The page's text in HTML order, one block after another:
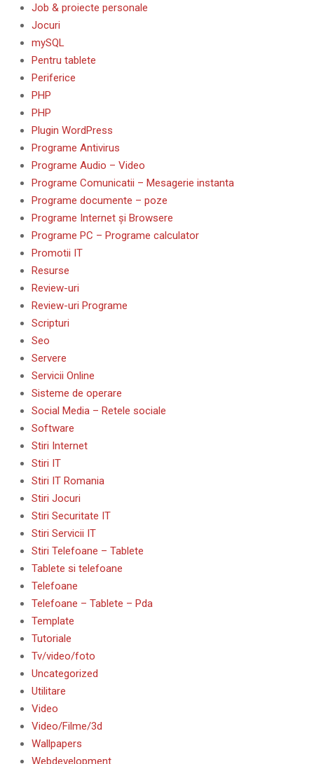
Job & proiecte personale
Jocuri
mySQL
Pentru tablete
Periferice
PHP
PHP
Plugin WordPress
Programe Antivirus
Programe Audio – Video
Programe Comunicatii – Mesagerie instanta
Programe documente – poze
Programe Internet și Browsere
Programe PC – Programe calculator
Promotii IT
Resurse
Review-uri
Review-uri Programe
Scripturi
Seo
Servere
Servicii Online
Sisteme de operare
Social Media – Retele sociale
Software
Stiri Internet
Stiri IT
Stiri IT Romania
Stiri Jocuri
Stiri Securitate IT
Stiri Servicii IT
Stiri Telefoane – Tablete
Tablete si telefoane
Telefoane
Telefoane – Tablete – Pda
Template
Tutoriale
Tv/video/foto
Uncategorized
Utilitare
Video
Video/Filme/3d
Wallpapers
Webdevelopment